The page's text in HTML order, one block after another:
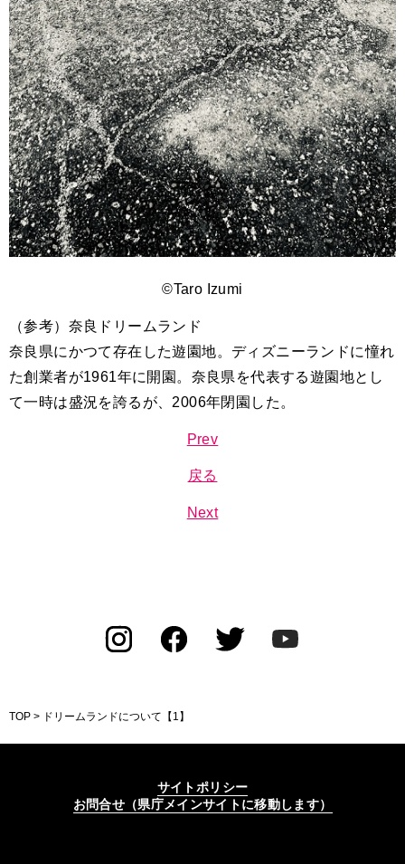
©Taro Izumi
（参考）奈良ドリームランド
奈良県にかつて存在した遊園地。ディズニーランドに憧れ
た創業者が1961年に開園。奈良県を代表する遊園地とし
て一時は盛況を誇るが、2006年閉園した。
Prev
戻る
Next
TOP > ドリームランドについて【1】
サイトポリシー
お問合せ（県庁メインサイトに移動します）